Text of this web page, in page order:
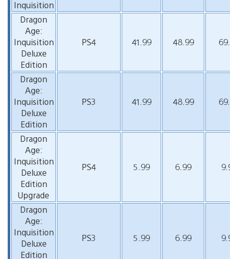
Inquisition
Dragon
Age:
Inquisition
Deluxe
Edition
PS4 41.99 48.99
Dragon
Age:
Inquisition
Deluxe
Edition
PS3 41.99 48.99
Dragon
Age:
Inquisition
Deluxe
Edition
Upgrade
PS4 5.99 6.99
Dragon
Age:
Inquisition
Deluxe
Edition
PS3 5.99 6.99